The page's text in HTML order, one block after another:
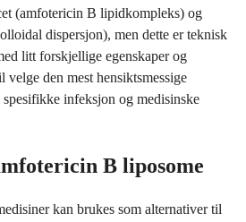
(amfotericin B lipidkompleks) og
dispersjon), men dette er teknisk
litt forskjellige egenskaper og
den mest hensiktsmessige
infeksjon og medisinske
B liposome
kan brukes som alternativer til